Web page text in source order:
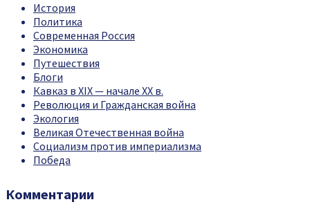
История
Политика
Современная Россия
Экономика
Путешествия
Блоги
Кавказ в XIX — начале XX в.
Революция и Гражданская война
Экология
Великая Отечественная война
Социализм против империализма
Победа
Комментарии